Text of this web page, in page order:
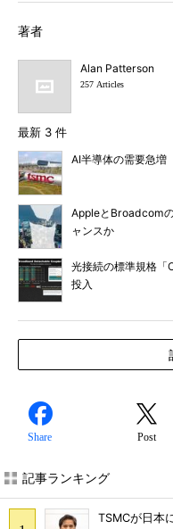
著者
Alan Patterson
257 Articles
最新 3 件
AI半導体の需要急
AppleとBroadcom
ャンスか
光接続の標準規格「
投入
Share Post
記事ランキング
TSMCが日本